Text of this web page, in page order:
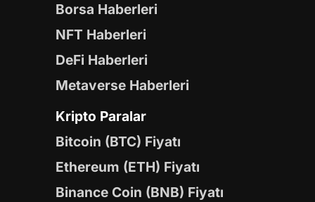
Borsa Haberleri
NFT Haberleri
DeFi Haberleri
Metaverse Haberleri
Kripto Paralar
Bitcoin (BTC) Fiyatı
Ethereum (ETH) Fiyatı
Binance Coin (BNB) Fiyatı